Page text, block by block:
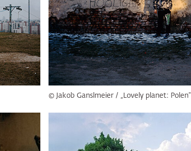
© Jakob Ganslmeier / „Lovely planet: Polen“